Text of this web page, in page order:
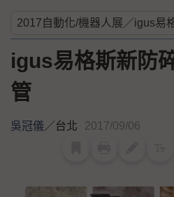
igus易格斯新防
管
吳冠儀／台北 2017/09/06